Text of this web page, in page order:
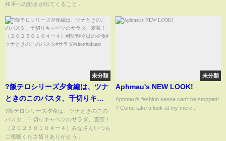
和平への動きが出てくること...
未分類
?飯テロシリーズ夕食編は、ツナ
ときのこのパスタ、千切りキャ
ベツのサラダ、麦茶！（２０２
５０１０４ー４）#料理#今日の
夕食#ツナときのこのパスタ#サ
?飯テロシリーズ夕食は、ツナときのこの
パスタ、千切りキャベツのサラダ、麦茶！
（２０２５０１０４ー４）みなさんいつも
ご視聴くださ飯りありがとう...
未分類
Aphmau's NEW LOOK!
Aphmau’s fashion sense can’t be stopped!
? Come take a look at my merc...